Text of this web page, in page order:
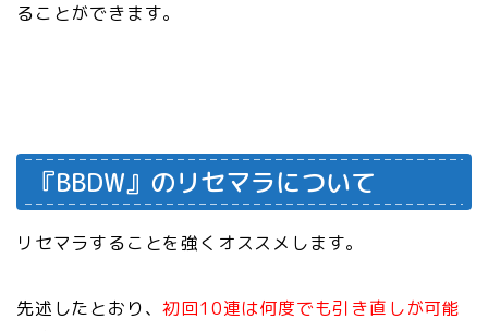
ることができます。
『BBDW』のリセマラについて
リセマラすることを強くオススメします。
先述したとおり、初回10連は何度でも引き直しが可能